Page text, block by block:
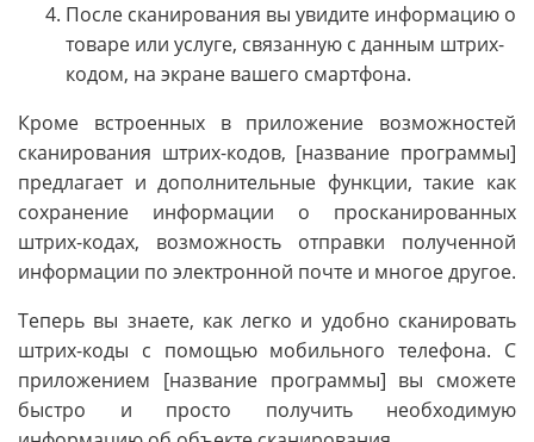
После сканирования вы увидите информацию о
товаре или услуге, связанную с данным штрих-
кодом, на экране вашего смартфона.
Кроме встроенных в приложение возможностей
сканирования штрих-кодов, [название программы]
предлагает и дополнительные функции, такие как
сохранение информации о просканированных
штрих-кодах, возможность отправки полученной
информации по электронной почте и многое другое.
Теперь вы знаете, как легко и удобно сканировать
штрих-коды с помощью мобильного телефона. С
приложением [название программы] вы сможете
быстро и просто получить необходимую